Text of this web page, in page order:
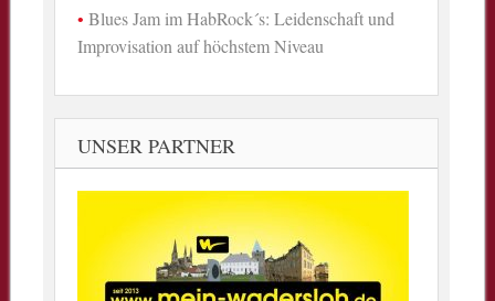
Blues Jam im HabRock´s: Leidenschaft und
Improvisation auf höchstem Niveau
UNSER PARTNER